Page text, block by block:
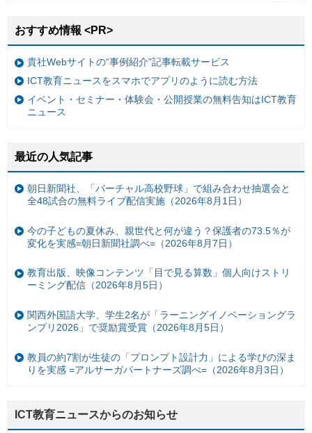
おすすめ情報 <PR>
貴社Webサイトの“事例紹介”記事転載サービス
ICT教育ニュースをスマホでアプリのように読む方法
イベント・セミナー・体験会・公開授業の無料告知はICT教育
ニュース
最近の人気記事
朝日新聞社、「バーチャル高校野球」で組み合わせ抽選会と
全48試合の無料ライブ配信実施（2026年8月1日）
今の子どもの夏休み、親世代と何が違う？保護者の73.5％が
変化を実感=朝日新聞社調べ=（2026年8月7日）
教育出版、映像コンテンツ「目で見る算数」個人向けストリ
ーミング配信（2026年8月5日）
関西外国語大学、学生2名が「ラーニングイノベーショングラ
ンプリ2026」で奨励賞受賞（2026年8月5日）
教員の約7割が生徒の「プロンプト設計力」による学びの深ま
りを実感 =アルサーガパートナーズ調べ=（2026年8月3日）
ICT教育ニュースからのお知らせ